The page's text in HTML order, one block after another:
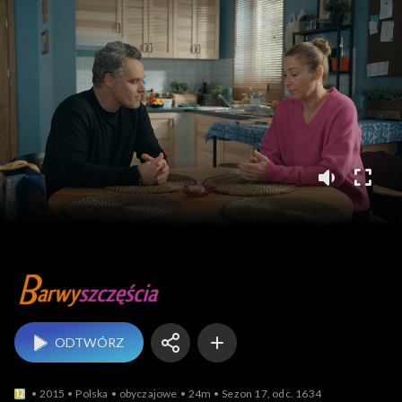
Barwy szczęścia
ODTWÓRZ
2015 Polska obyczajowe 24m Sezon 17, odc. 1634